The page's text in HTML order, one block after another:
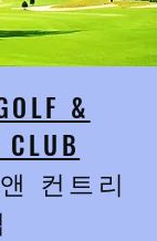
&
CLUB
컨트리